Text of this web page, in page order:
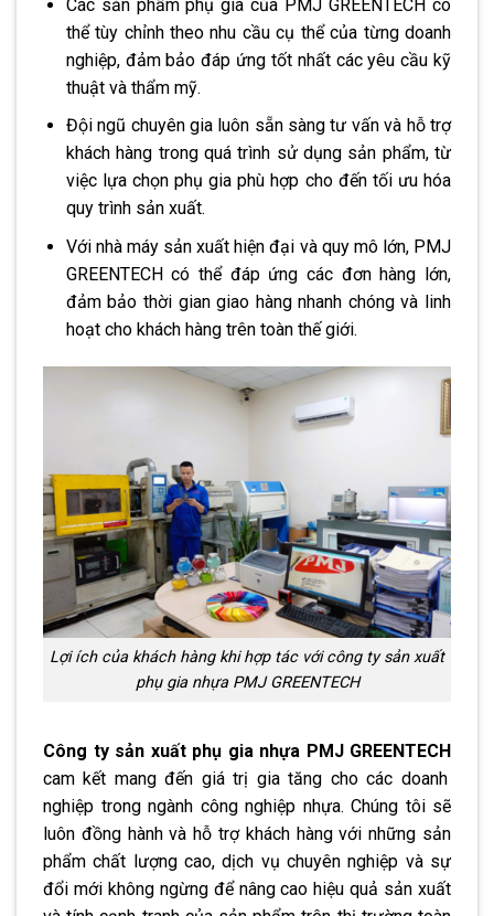
Các sản phẩm phụ gia của PMJ GREENTECH có
thể tùy chỉnh theo nhu cầu cụ thể của từng doanh
nghiệp, đảm bảo đáp ứng tốt nhất các yêu cầu kỹ
thuật và thẩm mỹ.
Đội ngũ chuyên gia luôn sẵn sàng tư vấn và hỗ trợ
khách hàng trong quá trình sử dụng sản phẩm, từ
việc lựa chọn phụ gia phù hợp cho đến tối ưu hóa
quy trình sản xuất.
Với nhà máy sản xuất hiện đại và quy mô lớn, PMJ
GREENTECH có thể đáp ứng các đơn hàng lớn,
đảm bảo thời gian giao hàng nhanh chóng và linh
hoạt cho khách hàng trên toàn thế giới.
Lợi ích của khách hàng khi hợp tác với công ty sản xuất
phụ gia nhựa PMJ GREENTECH
Công ty sản xuất phụ gia nhựa PMJ GREENTECH
cam kết mang đến giá trị gia tăng cho các doanh
nghiệp trong ngành công nghiệp nhựa. Chúng tôi sẽ
luôn đồng hành và hỗ trợ khách hàng với những sản
phẩm chất lượng cao, dịch vụ chuyên nghiệp và sự
đổi mới không ngừng để nâng cao hiệu quả sản xuất